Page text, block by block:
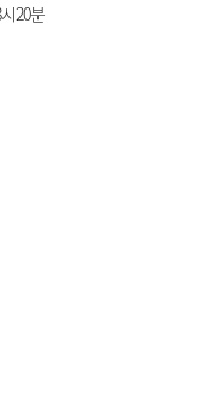
20분